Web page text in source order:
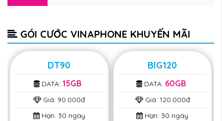
GÓI CƯỚC VINAPHONE KHUYẾN MÃI
DT90
DATA:15GB
Giá: 90.000đ
Hạn: 30 ngày
BIG120
DATA: 60GB
Giá: 120.000đ
Hạn: 30 ngày